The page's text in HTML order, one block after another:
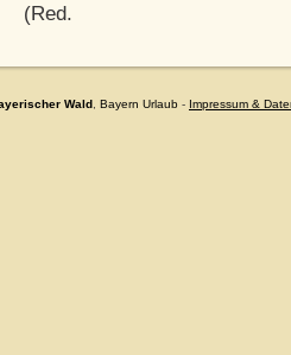
(Red.
Wald Bayern Urlaub - Impressum &